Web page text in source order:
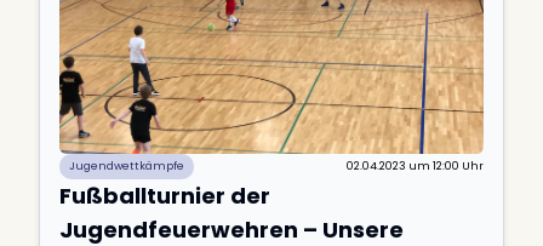
Jugendwettkämpfe 02.04.2023 um 12:00 Uhr
Fußballturnier der
Jugendfeuerwehren – Unsere